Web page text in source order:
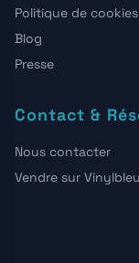
Politique de cookies
Blog
Presse
Contact &
Nous contacter
Vendre sur Vinylbleu